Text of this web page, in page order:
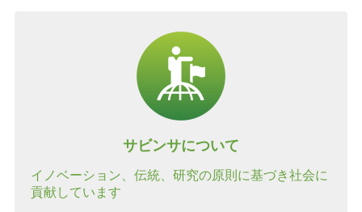
サビンサについて
イノベーション、伝統、研究の原則に基づき社会に
貢献しています